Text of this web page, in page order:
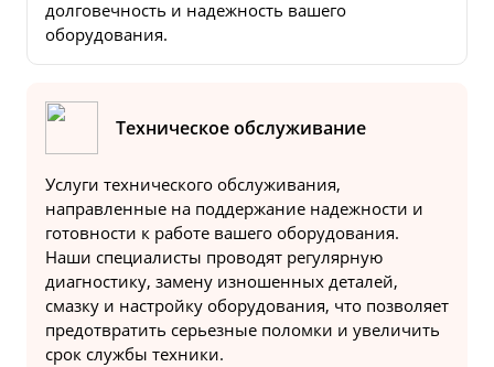
долговечность и надежность вашего
оборудования.
Техническое обслуживание
Услуги технического обслуживания,
направленные на поддержание надежности и
готовности к работе вашего оборудования.
Наши специалисты проводят регулярную
диагностику, замену изношенных деталей,
смазку и настройку оборудования, что позволяет
предотвратить серьезные поломки и увеличить
срок службы техники.